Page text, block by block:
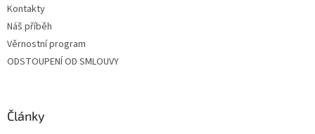
Kontakty
Náš příběh
Věrnostní program
ODSTOUPENÍ OD SMLOUVY
Články